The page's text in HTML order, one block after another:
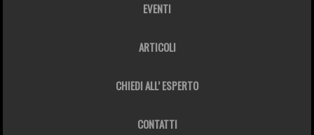
EVENTI
ARTICOLI
CHIEDI ALL’ ESPERTO
CONTATTI